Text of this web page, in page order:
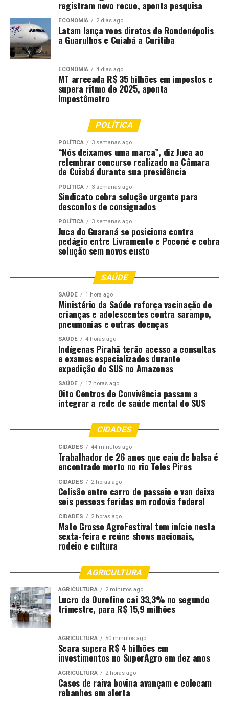
alimentar, preservação de sementes e outras atividades
que permitem às mulheres produzir e empreender
dentro de suas próprias casas.
“A participação dessas expositoras e outras reforça o
protagonismo feminino na agricultura familiar e na
economia solidária, mostrando que iniciativas lideradas
por mulheres geram emprego, fortalecem comunidades
e contribuem para o desenvolvimento sustentável de
Várzea Grande’, pontuou o secretário de Meio Ambiente
e Desenvolvimento Rural Sustentável, Ricardo Amorim.
Galeria de Fotos(17 fotos)
Ver todas as fotos
Prefeitura de Várzea Grande – MT
Comentários
RELATED TOPICS: AGRICULTURA
GRANDE INCLUSÃO MULHERES
POLITICA
RENDA SOCIAL TRANSFORMAM VÁRZEA
Prefeitura de Várzea Grande facilita acesso aos
serviços de IPTU e Refis com atendimento presencial e
População aprova serviços da Prefeitura de Várzea
Grande e movimenta estandes no Viva Seu Bairro
registram novo recuo, aponta pesquisa
ECONOMIA 2 dias ago
Latam lança voos diretos de Rondonópolis
a Guarulhos e Cuiabá a Curitiba
ECONOMIA 4 dias ago
MT arrecada R$ 35 bilhões em impostos e
supera ritmo de 2025, aponta
Impostômetro
POLÍTICA
POLÍTICA 3 semanas ago
“Nós deixamos uma marca”, diz Juca ao
relembrar concurso realizado na Câmara
de Cuiabá durante sua presidência
POLÍTICA 3 semanas ago
Sindicato cobra solução urgente para
descontos de consignados
POLÍTICA 3 semanas ago
Juca do Guaraná se posiciona contra
pedágio entre Livramento e Poconé e cobra
solução sem novos custo
SAÚDE
SAÚDE 1 hora ago
Ministério da Saúde reforça vacinação de
crianças e adolescentes contra sarampo,
pneumonias e outras doenças
SAÚDE 4 horas ago
Indígenas Pirahã terão acesso a consultas
e exames especializados durante
expedição do SUS no Amazonas
SAÚDE 17 horas ago
Oito Centros de Convivência passam a
integrar a rede de saúde mental do SUS
CIDADES
CIDADES 44 minutos ago
Trabalhador de 26 anos que caiu de balsa é
encontrado morto no rio Teles Pires
CIDADES 2 horas ago
Colisão entre carro de passeio e van deixa
seis pessoas feridas em rodovia federal
CIDADES 2 horas ago
Mato Grosso AgroFestival tem início nesta
sexta-feira e reúne shows nacionais,
rodeio e cultura
AGRICULTURA
AGRICULTURA 2 minutos ago
Lucro da Ourofino cai 33,3% no segundo
trimestre, para R$ 15,9 milhões
AGRICULTURA 50 minutos ago
Seara supera R$ 4 bilhões em
investimentos no SuperAgro em dez anos
AGRICULTURA 2 horas ago
Casos de raiva bovina avançam e colocam
rebanhos em alerta